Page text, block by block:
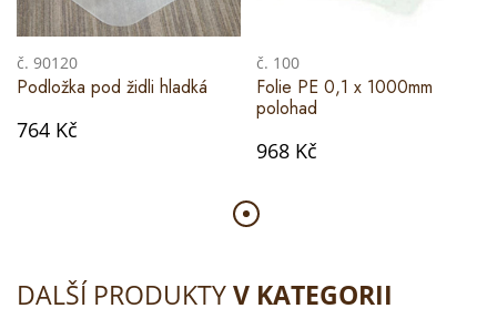
č. 90120
Podložka pod židli hladká
764 Kč
č. 100
Folie PE 0,1 x 1000mm
polohad
968 Kč
DALŠÍ PRODUKTYV KATEGORII